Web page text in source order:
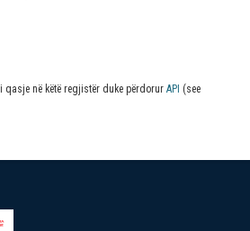
në këtë regjistër duke përdorur API (see